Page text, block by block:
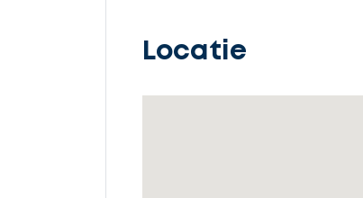
Locatie